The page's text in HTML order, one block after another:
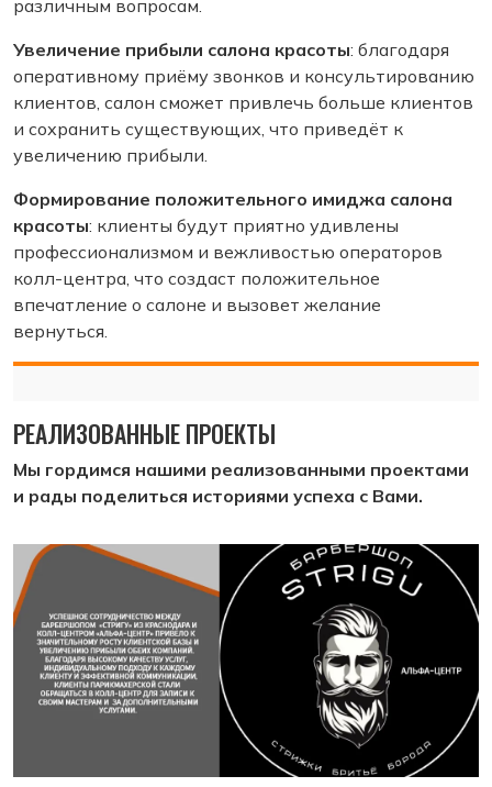
различным вопросам.
Увеличение прибыли салона красоты: благодаря
оперативному приёму звонков и консультированию
клиентов, салон сможет привлечь больше клиентов
и сохранить существующих, что приведёт к
увеличению прибыли.
Формирование положительного имиджа салона
красоты: клиенты будут приятно удивлены
профессионализмом и вежливостью операторов
колл-центра, что создаст положительное
впечатление о салоне и вызовет желание
вернуться.
РЕАЛИЗОВАННЫЕ ПРОЕКТЫ
Мы гордимся нашими реализованными проектами
и рады поделиться историями успеха с Вами.